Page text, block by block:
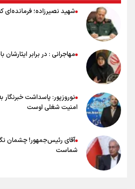
حیدری: افزایش تیم‌های جام جهانی هم سود
جام جهانی مردود نشد
تلاش مدام برای زنده نگه داشتن هنر ایرانی
نصرتی: پاسخ بیرانوند سنخیتی با صحبت‌های
ملی‌پوشان نباید از خودشان تعریف کنند!
خلعتبری: جای دو سه نفر در جام جهانی خالی
نسل دارد/ دوست دارم آرژانتین قهرمان شود
شهید نصیرزاده؛ فرمانده‌ای
مهاجرانی : در برابر ایثارشان
نوروزپور: پاسداشت
امنیت شغلی اوست
آقای رئیس‌جمهور! چشمان
شماست